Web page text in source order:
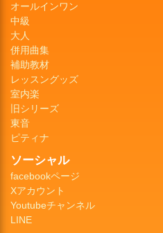
オールインワン
中級
大人
併用曲集
補助教材
レッスングッズ
室内楽
旧シリーズ
東音
ピティナ
ソーシャル
facebookページ
Xアカウント
Youtubeチャンネル
LINE